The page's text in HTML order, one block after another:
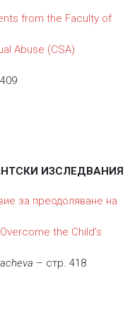
from the Faculty of
Abuse (CSA)
ИЗСЛЕДВАНИЯ
за преодоляване на
the Child’s
– стр. 418